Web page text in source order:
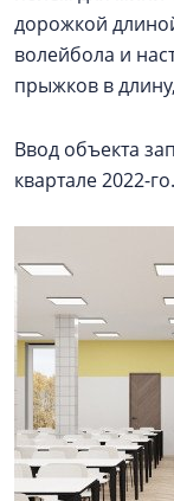
дорожкой
волейбола и
прыжков в
Ввод объекта
квартале 2022-го.